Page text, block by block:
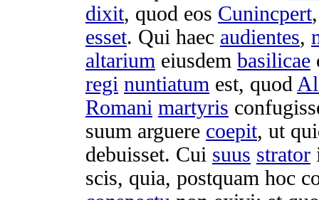
dixit, quod eos Cunincpert
esset. Qui haec audientes,
altarium eiusdem basilicae
regi nuntiatum est, quod
Romani martyris
suum arguere coepit, ut
debuisset. Cui suus strator
scis, quia, postquam hoc